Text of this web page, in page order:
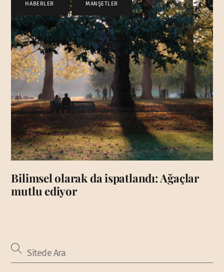
HABERLER , MANŞETLER
Bilimsel olarak da ispatlandı: Ağaçlar
mutlu ediyor